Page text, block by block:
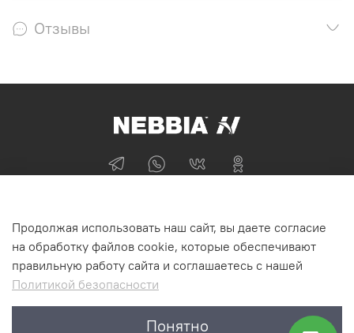
Отзывы
+74955870705
г Москва
Интернет-магазин NEBBIA.ONLINE
Продолжая использовать наш сайт, вы даете согласие
на обработку файлов cookie, которые обеспечивают
правильную работу сайта и соглашаетесь с нашей
Политикой безопасности
Понятно